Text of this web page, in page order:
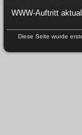
WWW-Auftritt
Diese Seite wurde